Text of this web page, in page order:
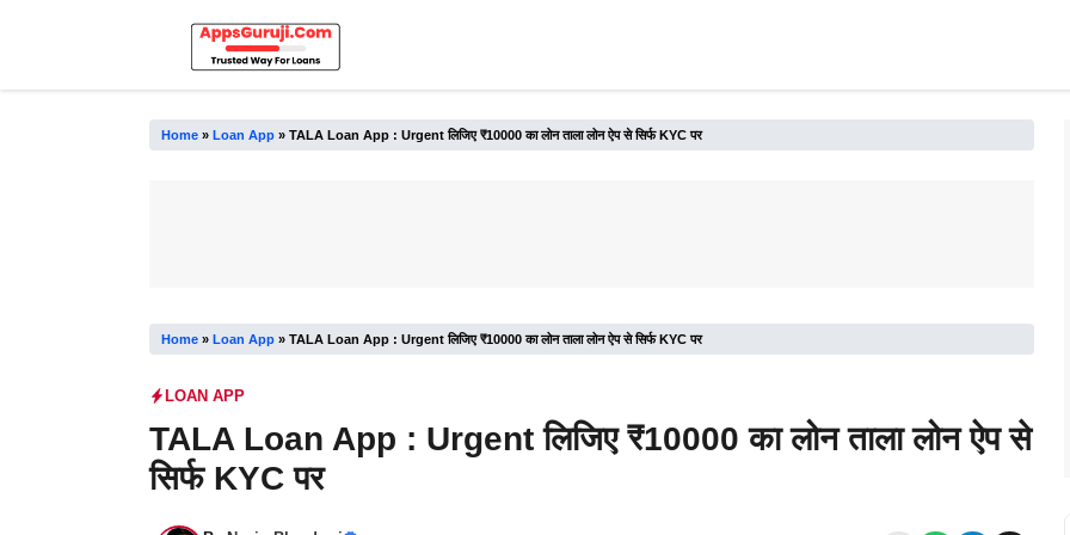
Home» Loan App» TALA Loan App : Urgent लिजिए ₹10000 का लोन ताला लोन ऐप से सिर्फ KYC पर
Home» Loan App» TALA Loan App : Urgent लिजिए ₹10000 का लोन ताला लोन ऐप से सिर्फ KYC पर
LOAN APP
TALA Loan App : Urgent लिजिए ₹10000 का लोन ताला लोन ऐप से
सिर्फ KYC पर